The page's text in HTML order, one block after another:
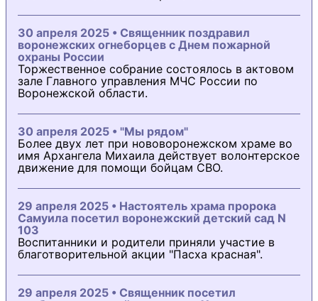
30 апреля 2025 • Священник поздравил
воронежских огнеборцев с Днем пожарной
охраны России
Торжественное собрание состоялось в актовом
зале Главного управления МЧС России по
Воронежской области.
30 апреля 2025 • "Мы рядом"
Более двух лет при нововоронежском храме во
имя Архангела Михаила действует волонтерское
движение для помощи бойцам СВО.
29 апреля 2025 • Настоятель храма пророка
Самуила посетил воронежский детский сад N
103
Воспитанники и родители приняли участие в
благотворительной акции "Пасха красная".
29 апреля 2025 • Священник посетил